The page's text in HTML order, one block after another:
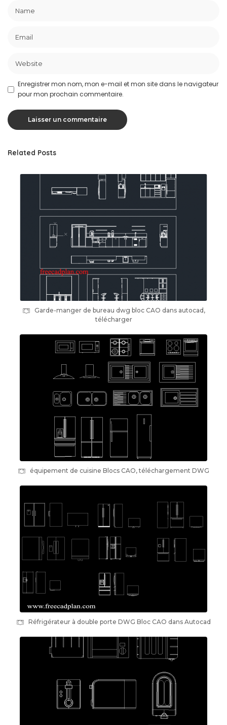
Enregistrer mon nom, mon e-mail et mon site dans le navigateur
pour mon prochain commentaire.
Related Posts
Garde-manger de bureau dwg bloc CAO dans autocad,
télécharger
équipement de cuisine Blocs CAO, téléchargement DWG
Réfrigérateur à double porte DWG Bloc CAO dans Autocad